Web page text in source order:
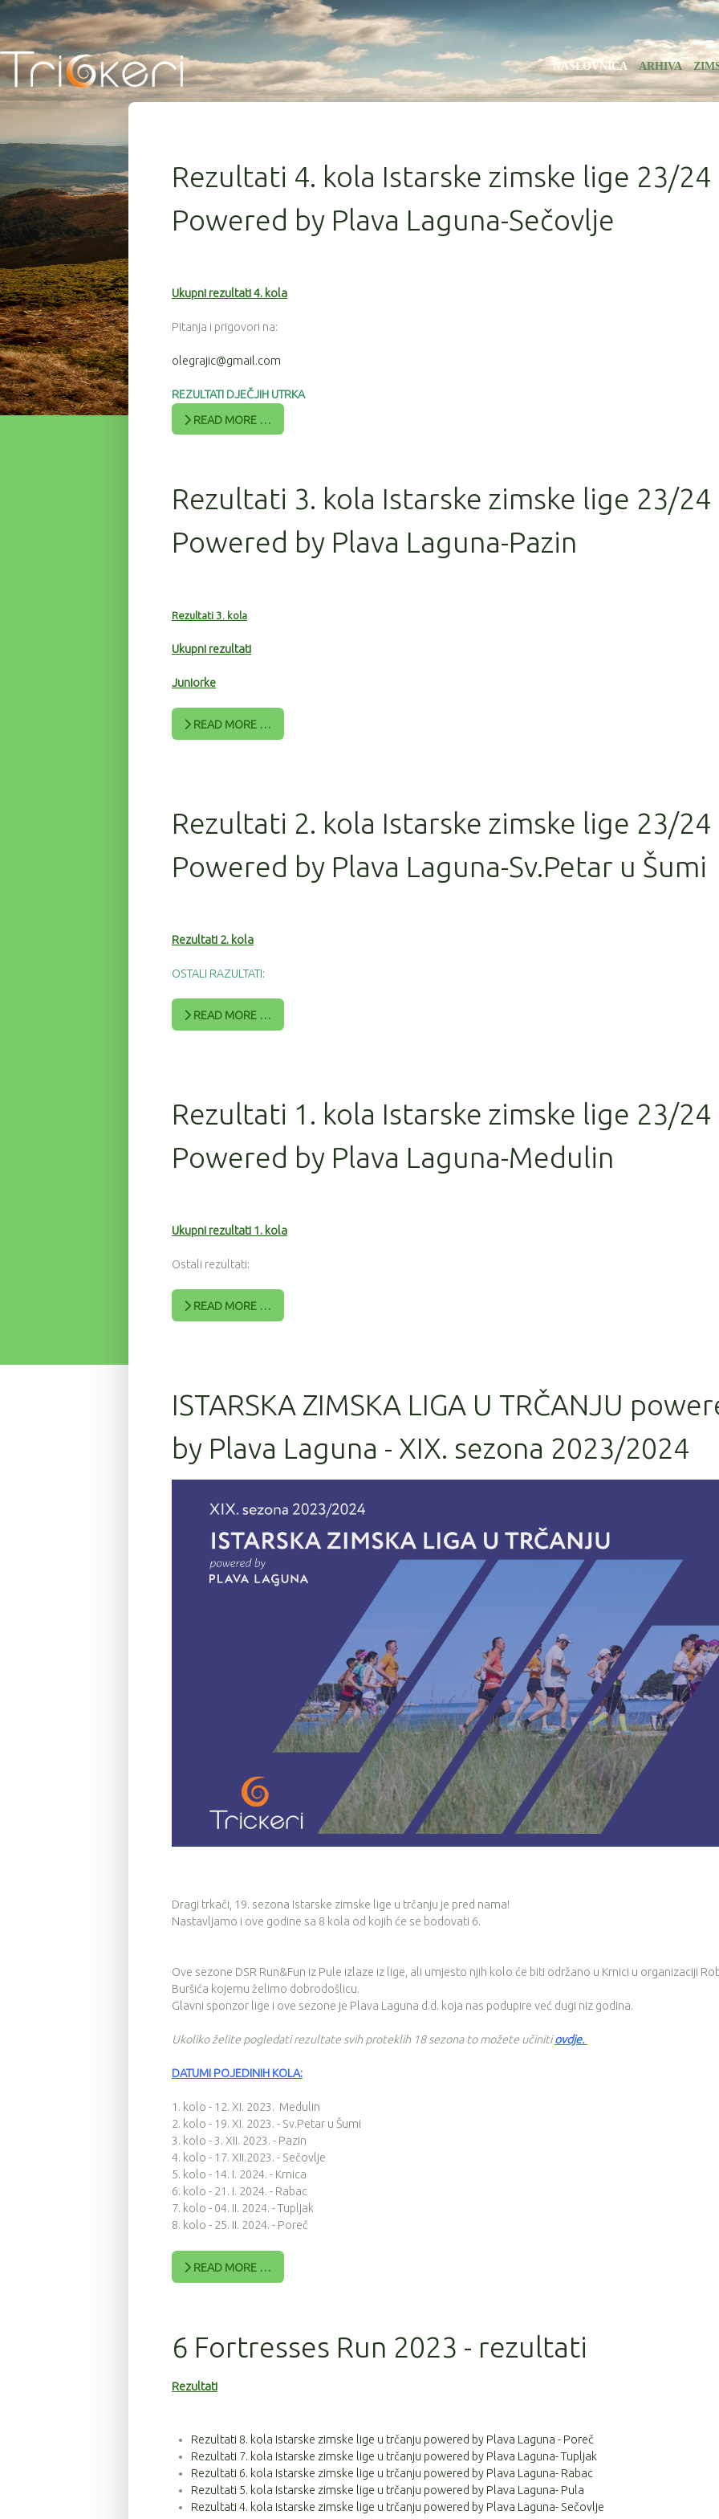
NASLOVNICA ARHIVA
Rezultati 4. kola Istarske zimske lige 23/24
Powered by Plava Laguna-Sečovlje
Ukupni rezultati 4. kola
Pitanja i prigovori na:
olegrajic@gmail.com
REZULTATI DJEČJIH UTRKA
READ MORE …
Rezultati 3. kola Istarske zimske lige 23/24
Powered by Plava Laguna-Pazin
Rezultati 3. kola
Ukupni rezultati
Juniorke
READ MORE …
Rezultati 2. kola Istarske zimske lige 23/24
Powered by Plava Laguna-Sv.Petar u Šumi
Rezultati 2. kola
OSTALI RAZULTATI:
READ MORE …
Rezultati 1. kola Istarske zimske lige 23/24
Powered by Plava Laguna-Medulin
Ukupni rezultati 1. kola
Ostali rezultati:
READ MORE …
ISTARSKA ZIMSKA LIGA U TRČANJU
by Plava Laguna - XIX. sezona 2023/2024
Dragi trkači, 19. sezona Istarske zimske lige u trčanju je pred nama!
Nastavljamo i ove godine sa 8 kola od kojih će se bodovati 6.
Ove sezone DSR Run&Fun iz Pule izlaze iz lige, ali umjesto njih kolo će biti održano u Krnici u organizaciji
Buršića kojemu želimo dobrodošlicu.
Glavni sponzor lige i ove sezone je Plava Laguna d.d. koja nas podupire već dugi niz godina.
Ukoliko želite pogledati rezultate svih proteklih 18 sezona to možete učinitiovdje.
DATUMI POJEDINIH KOLA:
1. kolo - 12. XI. 2023. Medulin
2. kolo - 19. XI. 2023. - Sv.Petar u Šumi
3. kolo - 3. XII. 2023. - Pazin
4. kolo - 17. XII.2023. - Sečovlje
5. kolo - 14. I. 2024. - Krnica
6. kolo - 21. I. 2024. - Rabac
7. kolo - 04. II. 2024. - Tupljak
8. kolo - 25. II. 2024. - Poreč
READ MORE …
6 Fortresses Run 2023 - rezultati
Rezultati
Rezultati 8. kola Istarske zimske lige u trčanju powered by Plava Laguna - Poreč
Rezultati 7. kola Istarske zimske lige u trčanju powered by Plava Laguna- Tupljak
Rezultati 6. kola Istarske zimske lige u trčanju powered by Plava Laguna- Rabac
Rezultati 5. kola Istarske zimske lige u trčanju powered by Plava Laguna- Pula
Rezultati 4. kola Istarske zimske lige u trčanju powered by Plava Laguna- Sečovlje